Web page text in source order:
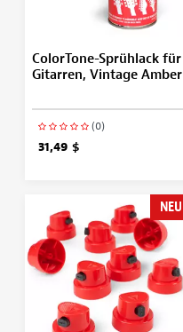
ColorTone-Sprühlack für
Gitarren, Vintage Amber
(0)
31,49 $
NEU